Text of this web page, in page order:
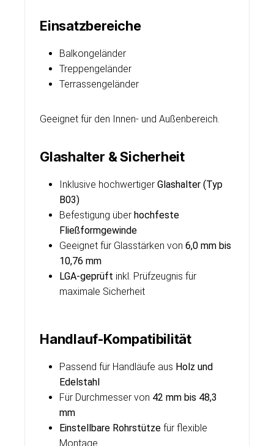
Einsatzbereiche
Balkongeländer
Treppengeländer
Terrassengeländer
Geeignet für den Innen- und Außenbereich.
Glashalter & Sicherheit
Inklusive hochwertiger Glashalter (Typ
B03)
Befestigung über hochfeste
Fließformgewinde
Geeignet für Glasstärken von 6,0 mm bis
10,76 mm
LGA-geprüft inkl. Prüfzeugnis für
maximale Sicherheit
Handlauf-Kompatibilität
Passend für Handläufe aus Holz und
Edelstahl
Für Durchmesser von 42 mm bis 48,3
mm
Einstellbare Rohrstütze für flexible
Montage